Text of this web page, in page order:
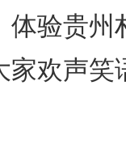
体验贵州
家欢声笑